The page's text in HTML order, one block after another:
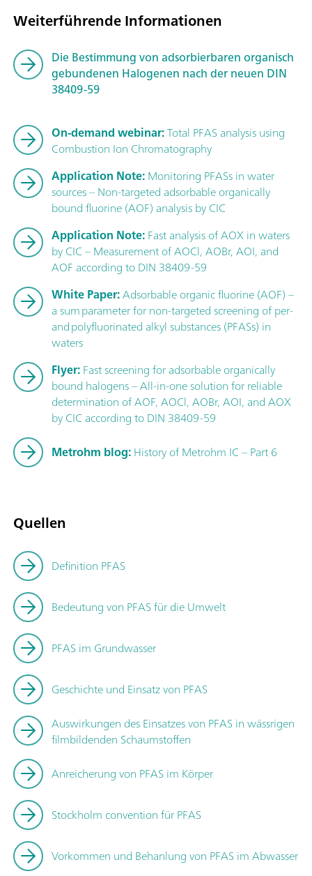
Weiterführende Informationen
Die Bestimmung von adsorbierbaren organisch
gebundenen Halogenen nach der neuen DIN
38409-59
On-demand webinar:Total PFAS analysis using
Combustion Ion Chromatography
Application Note:Monitoring PFASs in water
sources – Non-targeted adsorbable organically
bound fluorine (AOF) analysis by CIC
Application Note:Fast analysis of AOX in waters
by CIC – Measurement of AOCl, AOBr, AOI, and
AOF according to DIN 38409-59
White Paper:Adsorbable organic fluorine (AOF) –
a sum parameter for non-targeted screening of per-
and polyfluorinated alkyl substances (PFASs) in
waters
Flyer:Fast screening for adsorbable organically
bound halogens – All-in-one solution for reliable
determination of AOF, AOCl, AOBr, AOI, and AOX
by CIC according to DIN 38409-59
Metrohm blog:History of Metrohm IC – Part 6
Quellen
Definition PFAS
Bedeutung von PFAS für die Umwelt
PFAS im Grundwasser
Geschichte und Einsatz von PFAS
Auswirkungen des Einsatzes von PFAS in wässrigen
filmbildenden Schaumstoffen
Anreicherung von PFAS im Körper
Stockholm convention für PFAS
Vorkommen und Behanlung von PFAS im Abwasser